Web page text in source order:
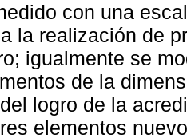
con una
la realización de
igualmente se
de la
logro de la
elementos